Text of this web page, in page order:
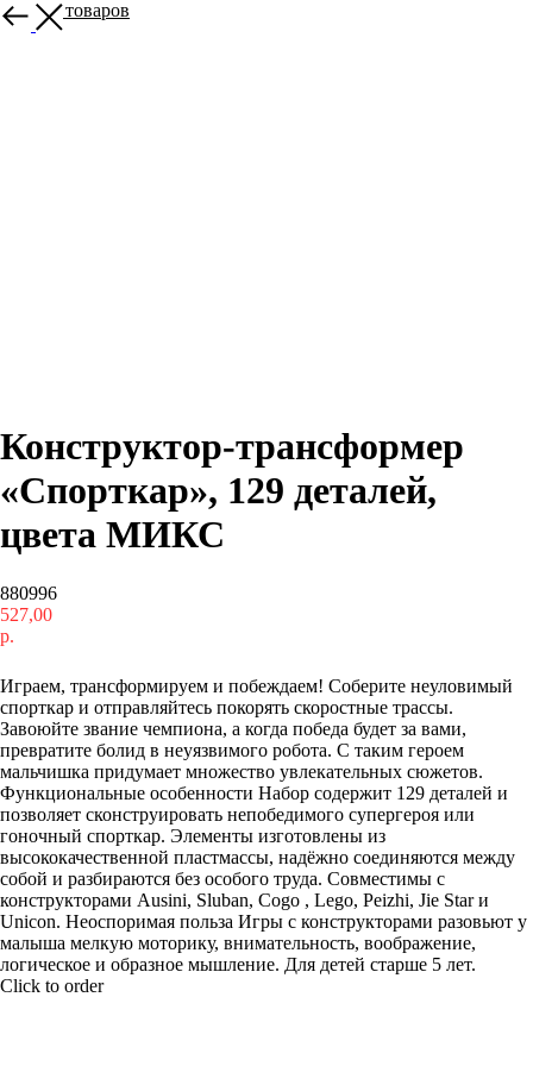
Больше товаров
Конструктор-трансформер
«Спорткар», 129 деталей,
цвета МИКС
880996
527,00
р.
Играем, трансформируем и побеждаем! Соберите неуловимый
спорткар и отправляйтесь покорять скоростные трассы.
Завоюйте звание чемпиона, а когда победа будет за вами,
превратите болид в неуязвимого робота. С таким героем
мальчишка придумает множество увлекательных сюжетов.
Функциональные особенности Набор содержит 129 деталей и
позволяет сконструировать непобедимого супергероя или
гоночный спорткар. Элементы изготовлены из
высококачественной пластмассы, надёжно соединяются между
собой и разбираются без особого труда. Совместимы с
конструкторами Ausini, Sluban, Cogo , Lego, Peizhi, Jie Star и
Unicon. Неоспоримая польза Игры с конструкторами разовьют у
малыша мелкую моторику, внимательность, воображение,
логическое и образное мышление. Для детей старше 5 лет.
Click to order